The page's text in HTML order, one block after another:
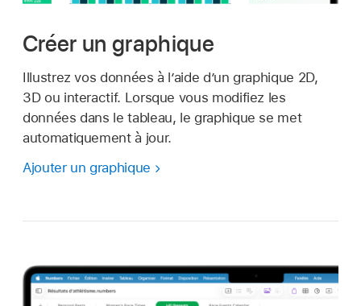
Créer un graphique
Illustrez vos données à l’aide d’un graphique 2D,
3D ou interactif. Lorsque vous modifiez les
données dans le tableau, le graphique se met
automatiquement à jour.
Ajouter un graphique